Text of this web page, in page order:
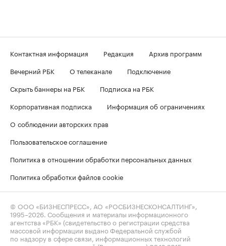
Контактная информация Редакция
Архив программ
Вечерний РБК
О телеканале
Подключение
Скрыть баннеры на РБК
Подписка на РБК
Корпоративная подписка
Информация об ограничениях
О соблюдении авторских прав
Пользовательское соглашение
Политика в отношении обработки персональных данных
Политика обработки файлов cookie
© ООО «БИЗНЕСПРЕСС», АО «РОСБИЗНЕСКОНСАЛТИНГ»,
1995–2026 . Сообщения и материалы информационного
агентства «РБК» (свидетельство о регистрации средства
массовой информации выдано Федеральной службой
по надзору в сфере связи, информационных технологий